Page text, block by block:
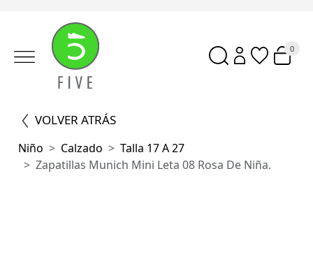
0
VOLVER ATRÁS
Niño Calzado
Talla 17 A 27
Zapatillas Munich Mini Leta 08 Rosa De Niña.